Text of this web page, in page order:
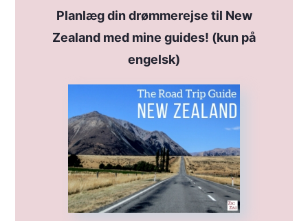
Planlæg din drømmerejse til New
Zealand med mine guides! (kun på
engelsk)